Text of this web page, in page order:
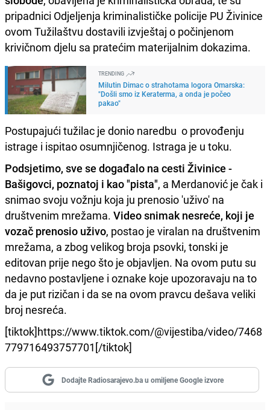
pripadnici Odjeljenja kriminalističke policije PU Živinice
ovom Tužilaštvu dostavili izvještaj o počinjenom
krivičnom djelu sa pratećim materijalnim dokazima.
TRENDING
Milutin Dimac o strahotama logora Omarska:
"Došli smo iz Keraterma, a onda je počeo
pakao"
Postupajući tužilac je donio naredbu o provođenju
istrage i ispitao osumnjičenog. Istraga je u toku.
Podsjetimo, sve se događalo na cesti Živinice -
Bašigovci, poznatoj i kao "pista", a Merdanović je čak i
snimao svoju vožnju koja ju prenosio 'uživo' na
društvenim mrežama. Video snimak nesreće, koji je
vozač prenosio uživo, postao je viralan na društvenim
mrežama, a zbog velikog broja psovki, tonski je
editovan prije nego što je objavljen. Na ovom putu su
nedavno postavljene i oznake koje upozoravaju na to
da je put rizičan i da se na ovom pravcu dešava veliki
broj nesreća.
[tiktok]https://www.tiktok.com/@vijestiba/video/7468
779716493757701[/tiktok]
Dodajte Radiosarajevo.ba u omiljene Google izvore